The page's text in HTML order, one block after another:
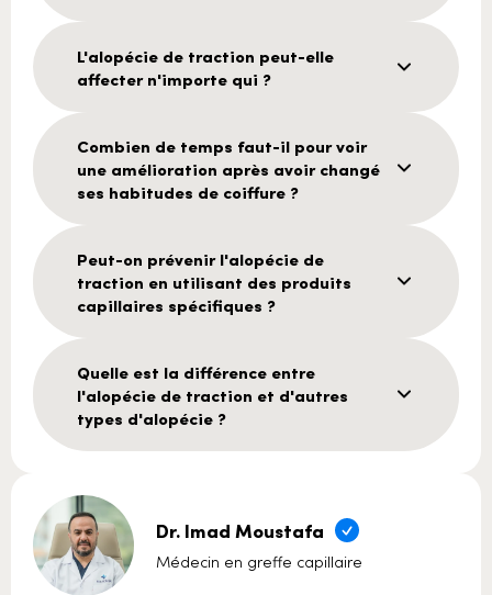
L'alopécie de traction peut-elle
affecter n'importe qui ?
Combien de temps faut-il pour voir
une amélioration après avoir changé
ses habitudes de coiffure ?
Peut-on prévenir l'alopécie de
traction en utilisant des produits
capillaires spécifiques ?
Quelle est la différence entre
l'alopécie de traction et d'autres
types d'alopécie ?
Dr. Imad Moustafa
Médecin en greffe capillaire